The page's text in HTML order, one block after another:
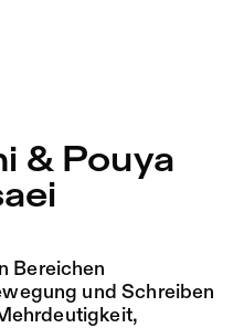
& Pouya
Bereichen
und Schreiben